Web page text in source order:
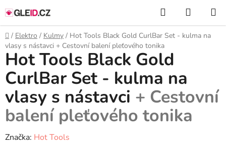
na
obsah
Hledat
KOŠÍK
Domů
/ Elektro / Kulmy / Hot Tools Black Gold CurlBar Set - kulma na
vlasy s nástavci + Cestovní balení pleťového tonika
Hot Tools Black Gold
CurlBar Set - kulma na
vlasy s nástavci + Cestovní
balení pleťového tonika
Značka: Hot Tools